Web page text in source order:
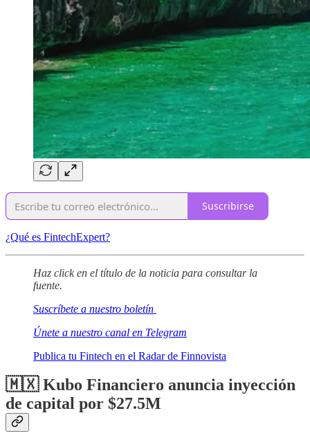
Suscribirse
¿Qué es FintechExpert?
Haz click en el título de la noticia para consultar la
fuente.
Suscríbete a nuestro boletín
Únete a nuestro canal en Telegram
Publica tu Fintech en el Radar de Finnovista
🇲🇽 Kubo Financiero anuncia inyección
de capital por $27.5M